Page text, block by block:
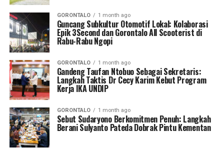
GORONTALO 1 month ago
Guncang Subkultur Otomotif Lokal: Kolaborasi
Epik 3Second dan Gorontalo All Scooterist di
Rabu-Rabu Ngopi
GORONTALO 1 month ago
Gandeng Taufan Ntobuo Sebagai Sekretaris:
Langkah Taktis Dr Cecy Karim Kebut Program
Kerja IKA UNDIP
GORONTALO 1 month ago
Sebut Sudaryono Berkomitmen Penuh: Langkah
Berani Sulyanto Pateda Dobrak Pintu Kementan